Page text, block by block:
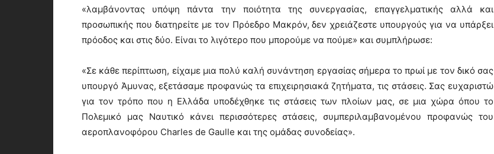
«λαμβάνοντας υπόψη πάντα την ποιότητα της συνεργασίας, επαγγελματικής αλλά και
προσωπικής που διατηρείτε με τον Πρόεδρο Μακρόν, δεν χρειάζεστε υπουργούς για να υπάρξει
πρόοδος και στις δύο. Είναι το λιγότερο που μπορούμε να πούμε» και συμπλήρωσε:
«Σε κάθε περίπτωση, είχαμε μια πολύ καλή συνάντηση εργασίας σήμερα το πρωί με τον δικό σας
υπουργό Άμυνας, εξετάσαμε προφανώς τα επιχειρησιακά ζητήματα, τις στάσεις. Σας ευχαριστώ
για τον τρόπο που η Ελλάδα υποδέχθηκε τις στάσεις των πλοίων μας, σε μια χώρα όπου το
Πολεμικό μας Ναυτικό κάνει περισσότερες στάσεις, συμπεριλαμβανομένου προφανώς του
αεροπλανοφόρου Charles de Gaulle και της ομάδας συνοδείας».